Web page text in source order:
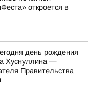
откроется в
день рождения
Хуснуллина —
Правительства